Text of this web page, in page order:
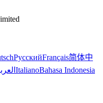
РусскийFrançais简体中
ItalianoBahasa Indonesia